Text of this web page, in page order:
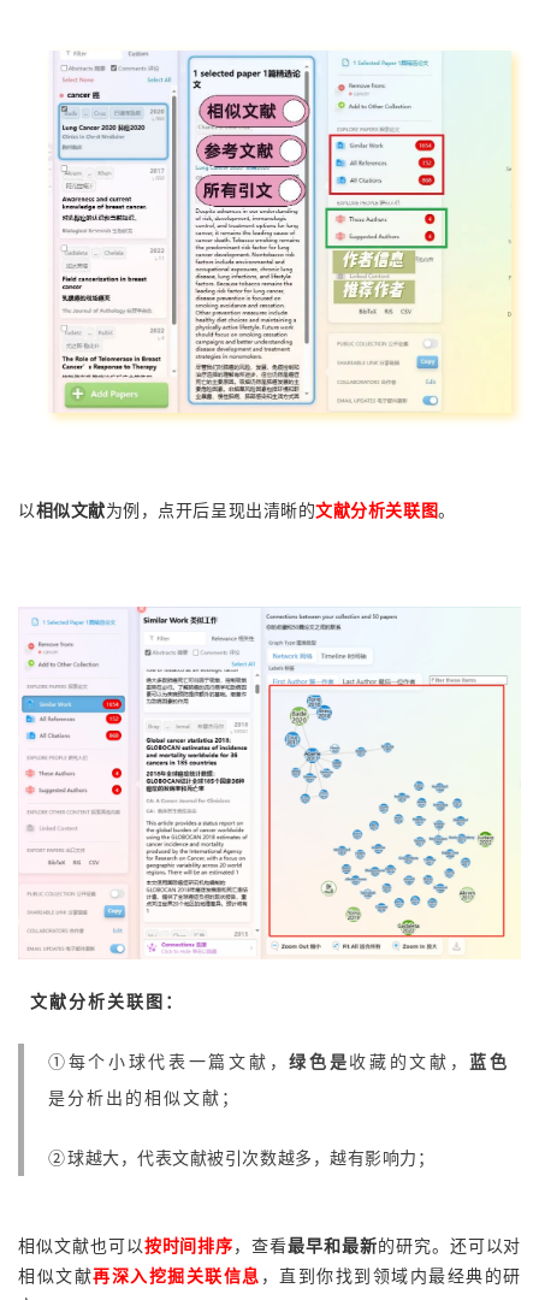
以相似文献为例，点开后呈现出清晰的文献分析关联图。
文献分析关联图 ：
①每个小球代表一篇文献，绿色是 收藏的文献， 蓝色
是分析出的相似文献；
②球越大，代表文献被引次数越多，越有影响力 ；
相似文献也可以按时间排序，查看最早和最新的研究。还可以对
相似文献再深入挖掘关联信息 ，直到你找到领域内最经典的研